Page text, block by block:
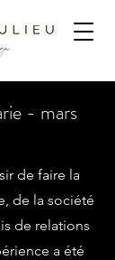
- mars
de faire la
de la société
de relations
a été